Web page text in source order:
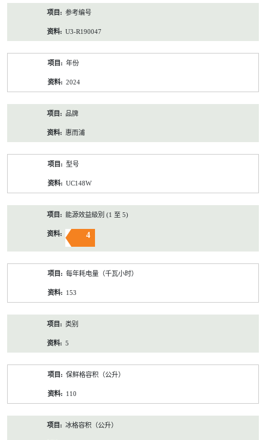
参考编号
U3-R190047
年份
2024
品牌
惠而浦
型号
UC148W
能源效益級別 (1 至 5)
4
每年耗电量（千瓦小时）
153
类别
5
保鲜格容积（公升）
110
冰格容积（公升）